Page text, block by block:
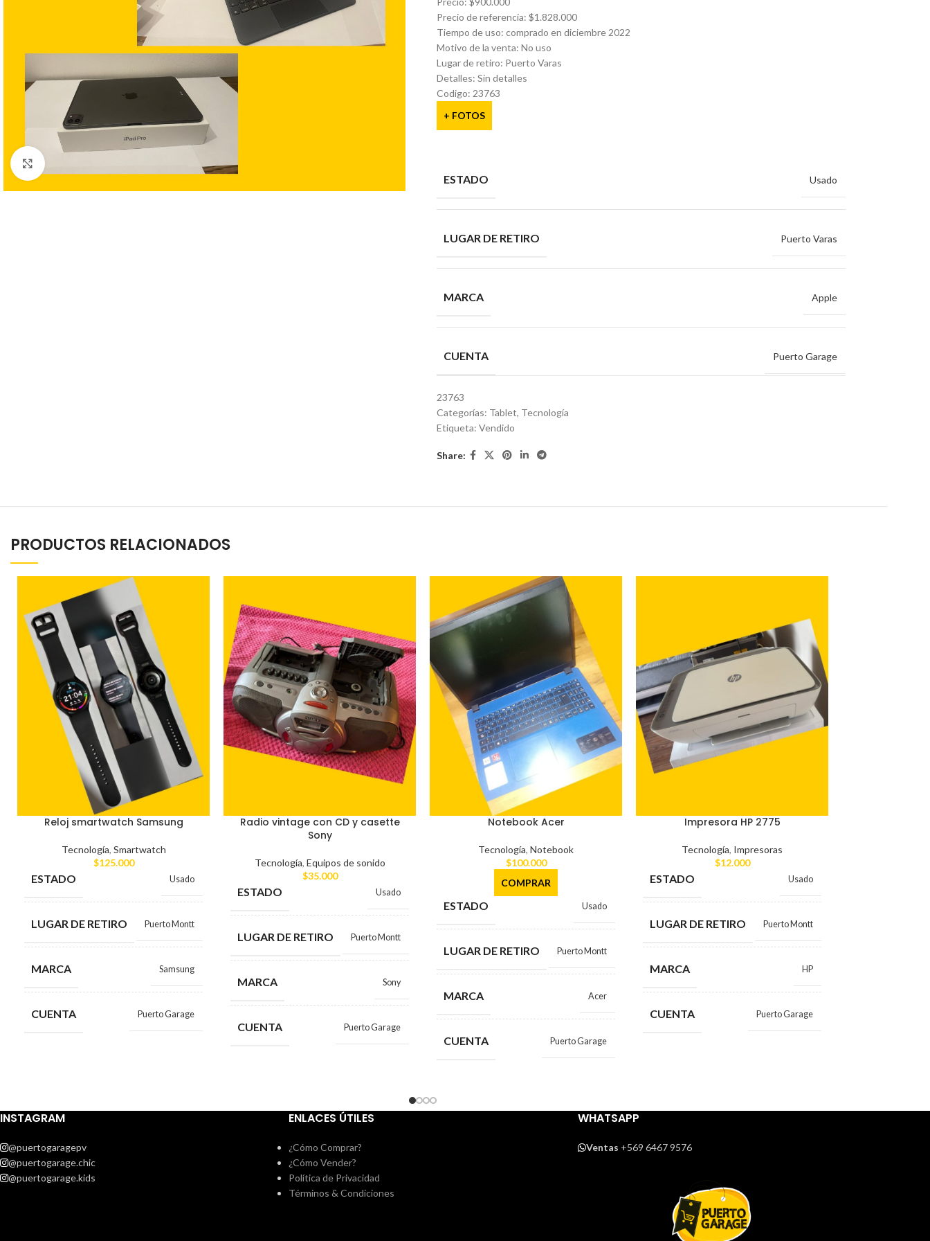
Precio de referencia: $1.828.000
Tiempo de uso: comprado en diciembre 2022
Motivo de la venta: No uso
Lugar de retiro: Puerto Varas
Detalles: Sin detalles
Codigo: 23763
+ FOTOS
ESTADO Usado
LUGAR DE RETIRO Puerto Varas
MARCA Apple
CUENTA Puerto Garage
23763
Categorías: Tablet, Tecnología
Etiqueta: Vendido
Share:
PRODUCTOS RELACIONADOS
Reloj smartwatch Samsung
Tecnología, Smartwatch
$125.000
ESTADO Usado
LUGAR DE RETIRO Puerto Montt
MARCA Samsung
CUENTA Puerto Garage
Radio vintage con CD y casette
Sony
Tecnología, Equipos de sonido
$35.000
ESTADO Usado
LUGAR DE RETIRO Puerto Montt
MARCA Sony
CUENTA Puerto Garage
Notebook Acer
Tecnología, Notebook
$100.000
COMPRAR
ESTADO Usado
LUGAR DE RETIRO Puerto Montt
MARCA Acer
CUENTA Puerto Garage
Impresora HP 2775
Tecnología, Impresoras
$12.000
ESTADO Usado
LUGAR DE RETIRO Puerto Montt
MARCA HP
CUENTA Puerto Garage
INSTAGRAM
@puertogaragepv
@puertogarage.chic
@puertogarage.kids
ENLACES ÚTILES
¿Cómo Comprar?
¿Cómo Vender?
Política de Privacidad
Términos & Condiciones
WHATSAPP
Ventas +569 6467 9576